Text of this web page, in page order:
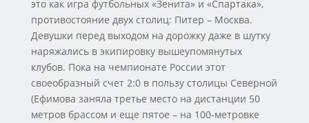
это как игра футбольных «Зенита» и «Спартака»,
противостояние двух столиц: Питер – Москва.
Девушки перед выходом на дорожку даже в шутку
наряжались в экипировку вышеупомянутых
клубов. Пока на чемпионате России этот
своеобразный счет 2:0 в пользу столицы Северной
(Ефимова заняла третье место на дистанции 50
метров брассом и еще пятое – на 100-метровке